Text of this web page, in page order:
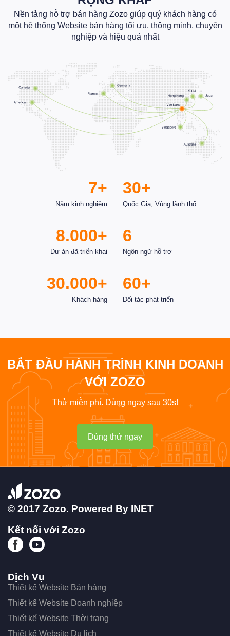
Nền tảng hỗ trợ bán hàng Zozo giúp quý khách hàng có
một hệ thống Website bán hàng tối ưu, thông minh, chuyên
nghiệp và hiệu quả nhất
7+
Năm kinh nghiệm
8.000+
Dự án đã triển khai
30.000+
Khách hàng
30+
Quốc Gia, Vùng lãnh thổ
6
Ngôn ngữ hỗ trợ
60+
Đối tác phát triển
BẮT ĐẦU HÀNH TRÌNH KINH DOANH
VỚI ZOZO
Thử miễn phí. Dùng ngay sau 30s!
Dùng thử ngay
© 2017 Zozo. Powered By INET
Kết nối với Zozo
Dịch Vụ
Thiết kế Website Bán hàng
Thiết kế Website Doanh nghiệp
Thiết kế Website Thời trang
Thiết kế Website Du lịch